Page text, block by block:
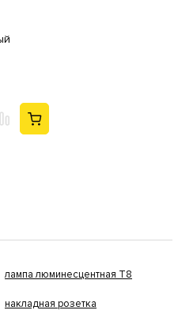
лампа люминесцентная Т8
накладная розетка